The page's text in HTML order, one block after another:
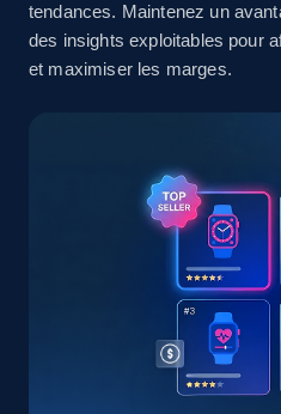
2.5K+ 359+
specified keywords
URL, Product id, Title,
Seller reviews,
359+
tendances. Maintenez un
des insights exploitables pour
et maximiser les marges.